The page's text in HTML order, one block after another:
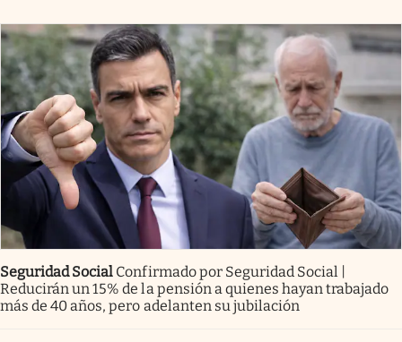
Seguridad Social Confirmado por Seguridad Social |
Reducirán un 15% de la pensión a quienes hayan trabajado
más de 40 años, pero adelanten su jubilación